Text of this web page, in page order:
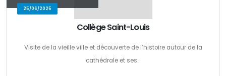
25/06/2025
Collège Saint-Louis
Visite de la vieille ville et découverte de l’histoire autour de la
cathédrale et ses...